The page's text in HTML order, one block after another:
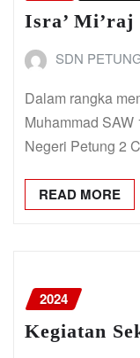
Isra’ Mi’raj
SDN
Dalam rangka
Muhammad
Negeri Petung 2
READ MORE
2024
Kegiatan